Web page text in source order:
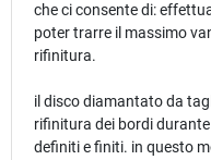
che ci consente di:
poter trarre il massimo
rifinitura.
il disco diamantato da
rifinitura dei bordi
definiti e finiti. in questo